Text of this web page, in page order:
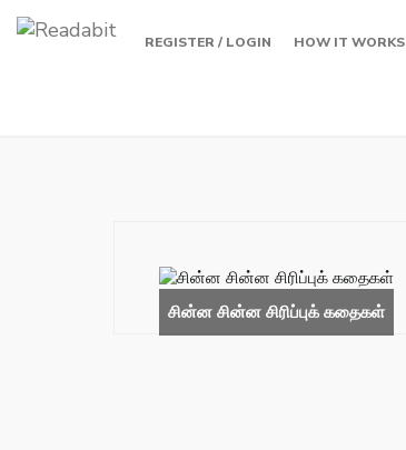
REGISTER / LOGIN HOW IT WORKS